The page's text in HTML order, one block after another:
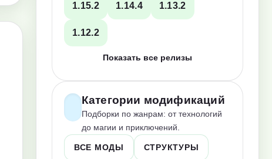
1.15.2 1.14.4 1.13.2
1.12.2
Показать все релизы
Категории модификаций
Подборки по жанрам: от технологий
до магии и приключений.
ВСЕ МОДЫ СТРУКТУРЫ